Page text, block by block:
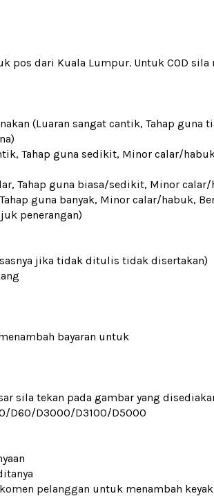
pos dari Kuala Lumpur. Untuk COD
(Luaran sangat cantik, Tahap guna
Tahap guna sedikit, Minor calar/
Tahap guna biasa/sedikit, Minor
guna banyak, Minor calar/habuk,
penerangan)
jika tidak ditulis tidak disertakan)
bayaran untuk
sila tekan pada gambar yang
D60/D3000/D3100/D5000
pelanggan untuk menambah